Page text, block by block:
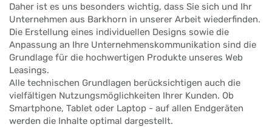
Daher ist es uns besonders wichtig, dass Sie sich und Ihr
Unternehmen aus Barkhorn in unserer Arbeit wiederfinden.
Die Erstellung eines individuellen Designs sowie die
Anpassung an Ihre Unternehmenskommunikation sind die
Grundlage für die hochwertigen Produkte unseres Web
Leasings.
Alle technischen Grundlagen berücksichtigen auch die
vielfältigen Nutzungsmöglichkeiten Ihrer Kunden. Ob
Smartphone, Tablet oder Laptop - auf allen Endgeräten
werden die Inhalte optimal dargestellt.